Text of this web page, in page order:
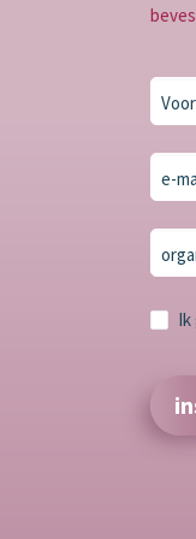
Email
e-
Ik